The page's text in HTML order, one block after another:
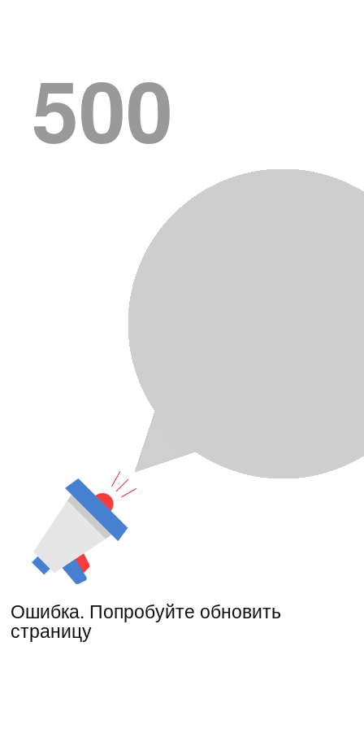
Ошибка. Попробуйте обновить
страницу